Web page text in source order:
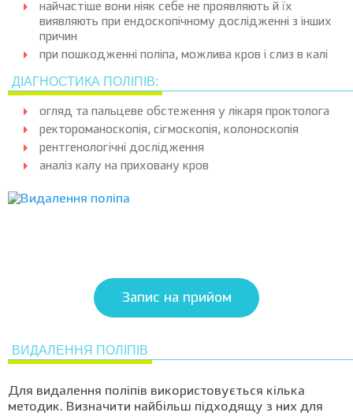
найчастіше вони ніяк себе не проявляють й їх
виявляють при ендоскопічному дослідженні з інших
причин
при пошкодженні поліпа, можлива кров і слиз в калі
ДІАГНОСТИКА ПОЛІПІВ:
огляд та пальцеве обстеження у лікаря проктолога
ректороманоскопiя, сігмоскопія, колоноскопія
рентгенологічні дослідження
аналіз калу на приховану кров
Запис на прийом
ВИДАЛЕННЯ ПОЛІПІВ
Для видалення поліпів використовується кілька
методик. Визначити найбільш підходящу з них для